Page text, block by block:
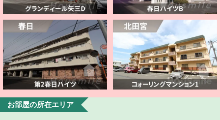
お部屋の所在エリア